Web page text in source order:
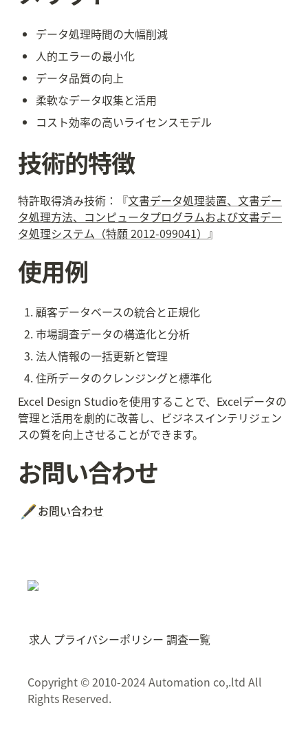
データ処理時間の大幅削減
人的エラーの最小化
データ品質の向上
柔軟なデータ収集と活用
コスト効率の高いライセンスモデル
技術的特徴
特許取得済み技術：『文書データ処理装置、文書デー
タ処理方法、コンピュータプログラムおよび文書デー
タ処理システム（特願 2012-099041） 』
使用例
顧客データベースの統合と正規化
市場調査データの構造化と分析
法人情報の一括更新と管理
住所データのクレンジングと標準化
Excel Design Studioを使用することで、Excelデータの
管理と活用を劇的に改善し、ビジネスインテリジェン
スの質を向上させることができます。
お問い合わせ
🖋️お問い合わせ
求人 プライバシーポリシー 調査一覧
Copyright © 2010-2024 Automation co,.ltd All
Rights Reserved.